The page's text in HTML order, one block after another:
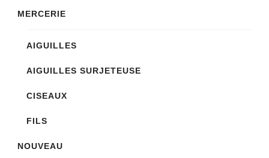
MERCERIE
AIGUILLES
AIGUILLES SURJETEUSE
CISEAUX
FILS
NOUVEAU